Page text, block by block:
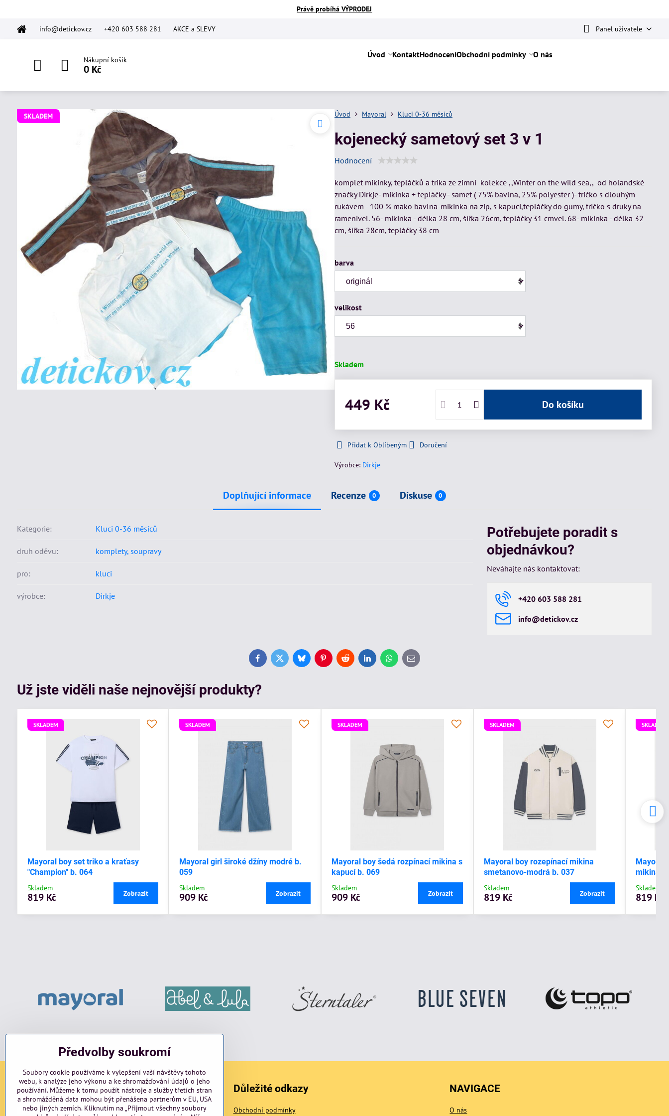
Právě probíhá VÝPRODEJ
info@detickov.cz +420 603 588 281 AKCE a SLEVY Panel uživatele
Nákupní košík
0 Kč
Úvod KontaktHodnoceníObchodní podmínky O nás
SKLADEM Úvod Mayoral Kluci 0-36 měsíců
kojenecký sametový set 3 v 1
Hodnocení
komplet mikinky, tepláčků a trika ze zimní kolekce ,,Winter on the wild sea,, od holandské
značky Dirkje- mikinka + tepláčky - samet ( 75% bavlna, 25% polyester )- tričko s dlouhým
rukávem - 100 % mako bavlna-mikinka na zip, s kapucí,tepláčky do gumy, tričko s druky na
ramenivel. 56- mikinka - délka 28 cm, šířka 26cm, tepláčky 31 cmvel. 68- mikinka - délka 32
cm, šířka 28cm, tepláčky 38 cm
barva
velikost
Skladem
449 Kč Do košíku
Přidat k Oblíbeným Doručení
Výrobce: Dirkje
Doplňující informace Recenze 0 Diskuse 0
Kategorie: Kluci 0-36 měsíců
druh oděvu: komplety, soupravy
pro: kluci
výrobce: Dirkje
Potřebujete poradit s
objednávkou?
Neváhajte nás kontaktovat:
+420 603 588 281
info​@detickov​.cz
FacebookTwitterBlueskyPinterestRedditLinkedInWhatsApp
E-
mail
Už jste viděli naše nejnovější produkty?
SKLADEM
Mayoral boy set triko a kraťasy
"Champion" b. 064
Skladem
819 Kč Zobrazit
SKLADEM
Mayoral girl široké džíny modré b.
059
Skladem
909 Kč Zobrazit
SKLADEM
Mayoral boy šedá rozpínací mikina s
kapucí b. 069
Skladem
909 Kč Zobrazit
SKLADEM
Mayoral boy rozepínací mikina
smetanovo-modrá b. 037
Skladem
819 Kč Zobrazit
SKLADEM
Mayoral
mikina s
Skladem
819 Kč
Sociální sítě
Facebook Instagram blog
Důležité odkazy
Obchodní podmínky
NAVIGACE
O nás
Předvolby soukromí
Soubory cookie používáme k vylepšení vaší návštěvy tohoto
webu, k analýze jeho výkonu a ke shromažďování údajů o jeho
používání. Můžeme k tomu použít nástroje a služby třetích stran
a shromážděná data mohou být přenášena partnerům v EU, USA
nebo jiných zemích. Kliknutím na „Přijmout všechny soubory